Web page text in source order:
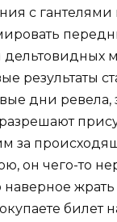
с гантелями
дельтовидных
результаты
дни ревела,
за
он чего-то
жрать
билет